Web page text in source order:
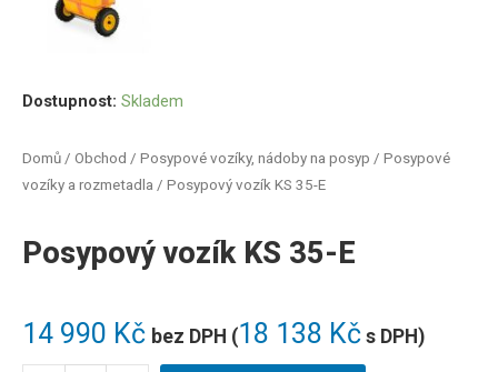
Domů / Obchod / Posypové vozíky, nádoby na posyp / Posypové
vozíky a rozmetadla / Posypový vozík KS 35-E
Posypový vozík KS 35-E
14 990 Kč bez DPH (18 138 Kč s DPH)
Dostupnost: Skladem